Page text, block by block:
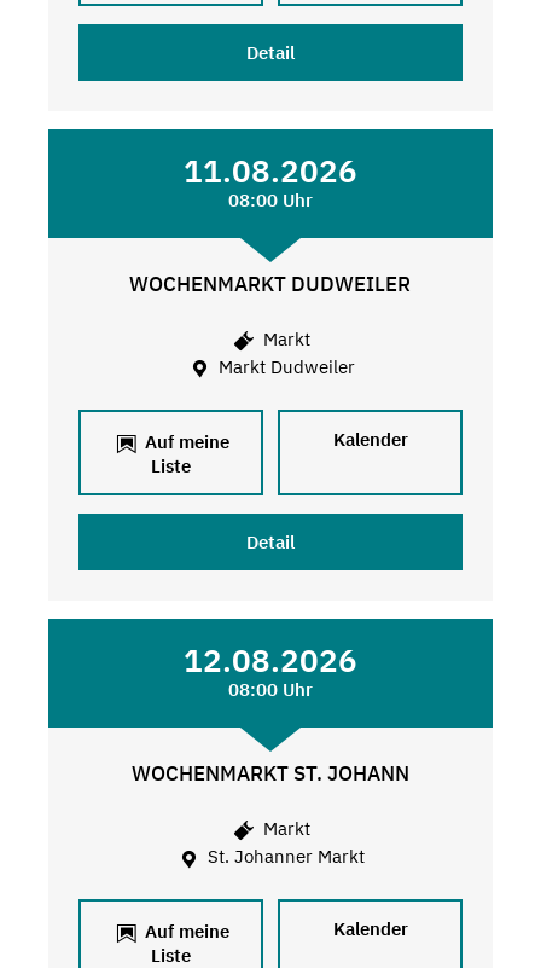
Detail
11.08.2026
08:00 Uhr
WOCHENMARKT DUDWEILER
Markt
Markt Dudweiler
Auf meine
Liste
Kalender
Detail
12.08.2026
08:00 Uhr
WOCHENMARKT ST. JOHANN
Markt
St. Johanner Markt
Auf meine
Liste
Kalender